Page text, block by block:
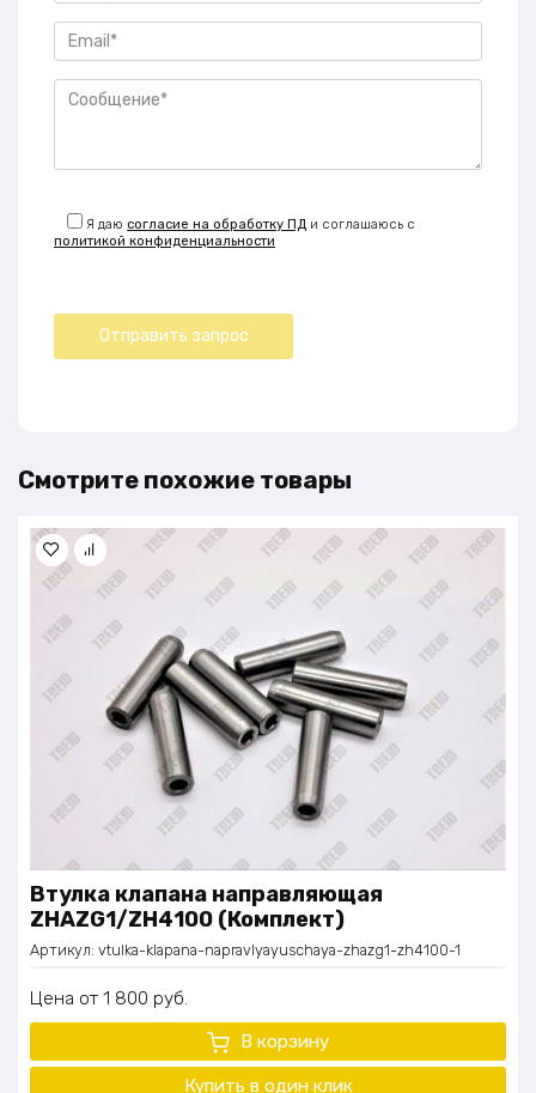
Я даюсогласие на обработку ПД и соглашаюсь с
политикой конфиденциальности
Смотрите похожие товары
Втулка клапана направляющая
ZHAZG1/ZH4100 (Комплект)
Артикул: vtulka-klapana-napravlyayuschaya-zhazg1-zh4100-1
Цена 1 800 руб.
В корзину
Купить в один клик